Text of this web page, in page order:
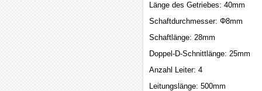
Länge des Getriebes: 40mm
Schaftdurchmesser: Φ8mm
Schaftlänge: 28mm
Doppel-D-Schnittlänge: 25mm
Anzahl Leiter: 4
Leitungslänge: 500mm